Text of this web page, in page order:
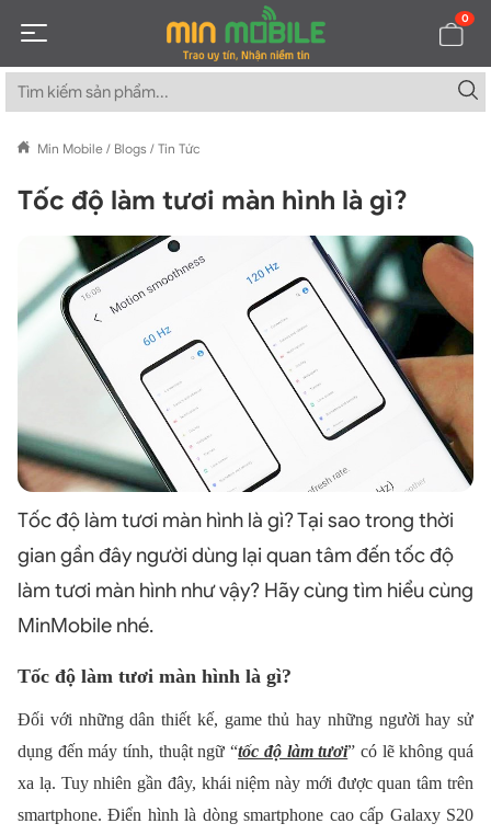
0
Min Mobile / Blogs / Tin Tức
Tốc độ làm tươi màn hình là gì?
Tốc độ làm tươi màn hình là gì? Tại sao trong thời
gian gần đây người dùng lại quan tâm đến tốc độ
làm tươi màn hình như vậy? Hãy cùng tìm hiểu cùng
MinMobile nhé.
Tốc độ làm tươi màn hình là gì?
Đối với những dân thiết kế, game thủ hay những người hay sử
dụng đến máy tính, thuật ngữ “tốc độ làm tươi” có lẽ không quá
xa lạ. Tuy nhiên gần đây, khái niệm này mới được quan tâm trên
smartphone. Điển hình là dòng smartphone cao cấp Galaxy S20